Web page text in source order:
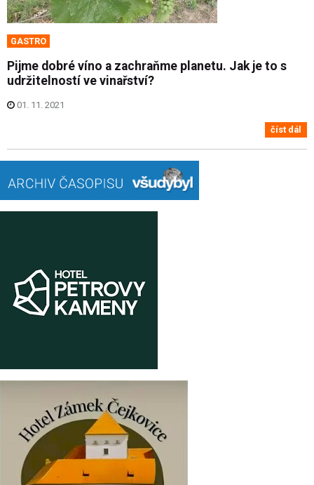
GASTRO
Pijme dobré víno a zachraňme planetu. Jak je to s
udržitelností ve vinařství?
01. 11. 2021
číst dál